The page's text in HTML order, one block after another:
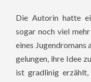
Die Autorin hatte
sogar noch viel
eines Jugendromans
gelungen, ihre Idee
ist gradlinig